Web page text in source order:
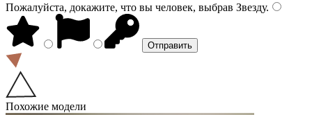
Пожалуйста, докажите, что вы человек, выбрав Звезду.
Похожие модели